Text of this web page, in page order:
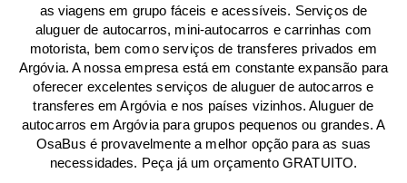
as viagens em grupo fáceis e acessíveis. Serviços de
aluguer de autocarros, mini-autocarros e carrinhas com
motorista, bem como serviços de transferes privados em
Argóvia. A nossa empresa está em constante expansão para
oferecer excelentes serviços de aluguer de autocarros e
transferes em Argóvia e nos países vizinhos. Aluguer de
autocarros em Argóvia para grupos pequenos ou grandes. A
OsaBus é provavelmente a melhor opção para as suas
necessidades. Peça já um orçamento GRATUITO.